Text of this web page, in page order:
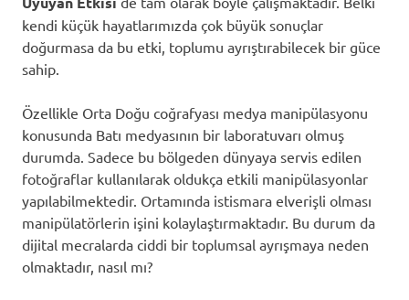
kendi küçük hayatlarımızda çok büyük sonuçlar
doğurmasa da bu etki, toplumu ayrıştırabilecek bir güce
sahip.
Özellikle Orta Doğu coğrafyası medya manipülasyonu
konusunda Batı medyasının bir laboratuvarı olmuş
durumda. Sadece bu bölgeden dünyaya servis edilen
fotoğraflar kullanılarak oldukça etkili manipülasyonlar
yapılabilmektedir. Ortamında istismara elverişli olması
manipülatörlerin işini kolaylaştırmaktadır. Bu durum da
dijital mecralarda ciddi bir toplumsal ayrışmaya neden
olmaktadır, nasıl mı?